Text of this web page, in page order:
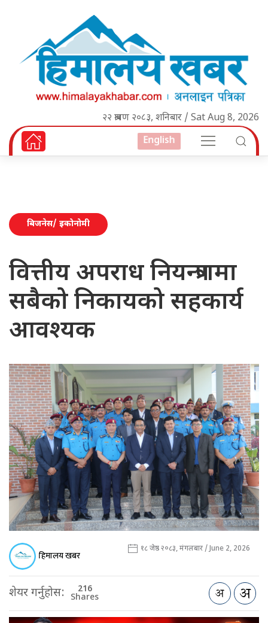
२२ श्रावण २०८३, शनिबार / Sat Aug 8, 2026
English
बिजनेस/ इकोनोमी
वित्तीय अपराध नियन्त्रणमा
सबैको निकायको सहकार्य
आवश्यक
हिमालय खबर १८ जेष्ठ २०८३, मंगलबार / June 2, 2026
शेयर गर्नुहोस: 216
Shares